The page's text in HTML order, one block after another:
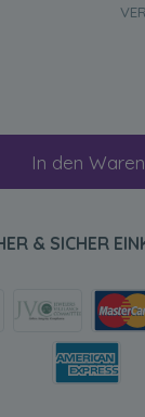
In den
& SICHER